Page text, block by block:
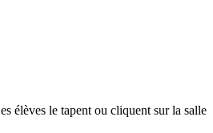
élèves le tapent ou cliquent sur la salle